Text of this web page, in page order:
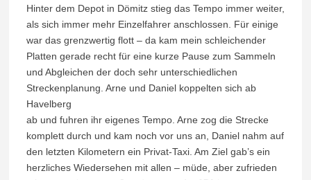
Hinter dem Depot in Dömitz stieg das Tempo immer weiter,
als sich immer mehr Einzelfahrer anschlossen. Für einige
war das grenzwertig flott – da kam mein schleichender
Platten gerade recht für eine kurze Pause zum Sammeln
und Abgleichen der doch sehr unterschiedlichen
Streckenplanung. Arne und Daniel koppelten sich ab
Havelberg
ab und fuhren ihr eigenes Tempo. Arne zog die Strecke
komplett durch und kam noch vor uns an, Daniel nahm auf
den letzten Kilometern ein Privat-Taxi. Am Ziel gab’s ein
herzliches Wiedersehen mit allen – müde, aber zufrieden